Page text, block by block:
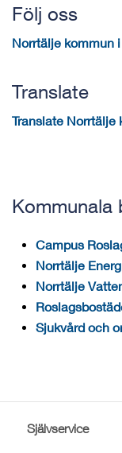
Följ oss
Norrtälje kommun
Translate
Translate
Kommunala
Campus
Norrtälje
Norrtälje
Sjukvård och
Självservice